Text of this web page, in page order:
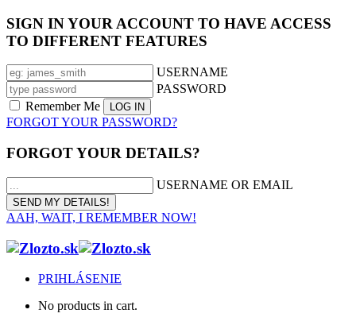
SIGN IN YOUR ACCOUNT TO HAVE ACCESS
TO DIFFERENT FEATURES
USERNAME
PASSWORD
Remember Me
FORGOT YOUR PASSWORD?
FORGOT YOUR DETAILS?
USERNAME OR EMAIL
AAH, WAIT, I REMEMBER NOW!
PRIHLÁSENIE
No products in cart.